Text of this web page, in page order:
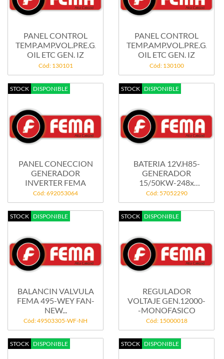
PANEL CONTROL
TEMP.AMP.VOL.PRE.GAS
OIL ETC GEN. IZ
Cód: 130101
PANEL CONTROL
TEMP.AMP.VOL.PRE.GAS
OIL ETC GEN. IZ
Cód: 130100
STOCK DISPONIBLE
PANEL CONECCION
GENERADOR
INVERTER FEMA
Cód: 692053064
STOCK DISPONIBLE
BATERIA 12V.H85-
GENERADOR
15/50KW-248x
170x220mm
Cód: 57052290
STOCK DISPONIBLE
BALANCIN VALVULA
FEMA 495-WEY FAN-
NEW...
Cód: 49503305-WF-NH
STOCK DISPONIBLE
REGULADOR
VOLTAJE GEN.12000-
-MONOFASICO
Cód: 15000018
STOCK DISPONIBLE STOCK DISPONIBLE